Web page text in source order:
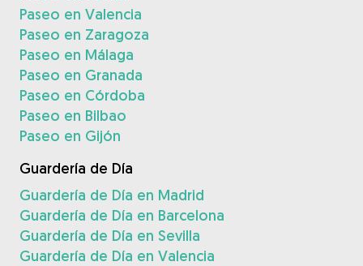
Paseo en Valencia
Paseo en Zaragoza
Paseo en Málaga
Paseo en Granada
Paseo en Córdoba
Paseo en Bilbao
Paseo en Gijón
Guardería de Día
Guardería de Día en Madrid
Guardería de Día en Barcelona
Guardería de Día en Sevilla
Guardería de Día en Valencia